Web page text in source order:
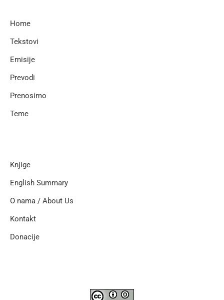
Home
Tekstovi
Emisije
Prevodi
Prenosimo
Teme
Knjige
English Summary
O nama / About Us
Kontakt
Donacije